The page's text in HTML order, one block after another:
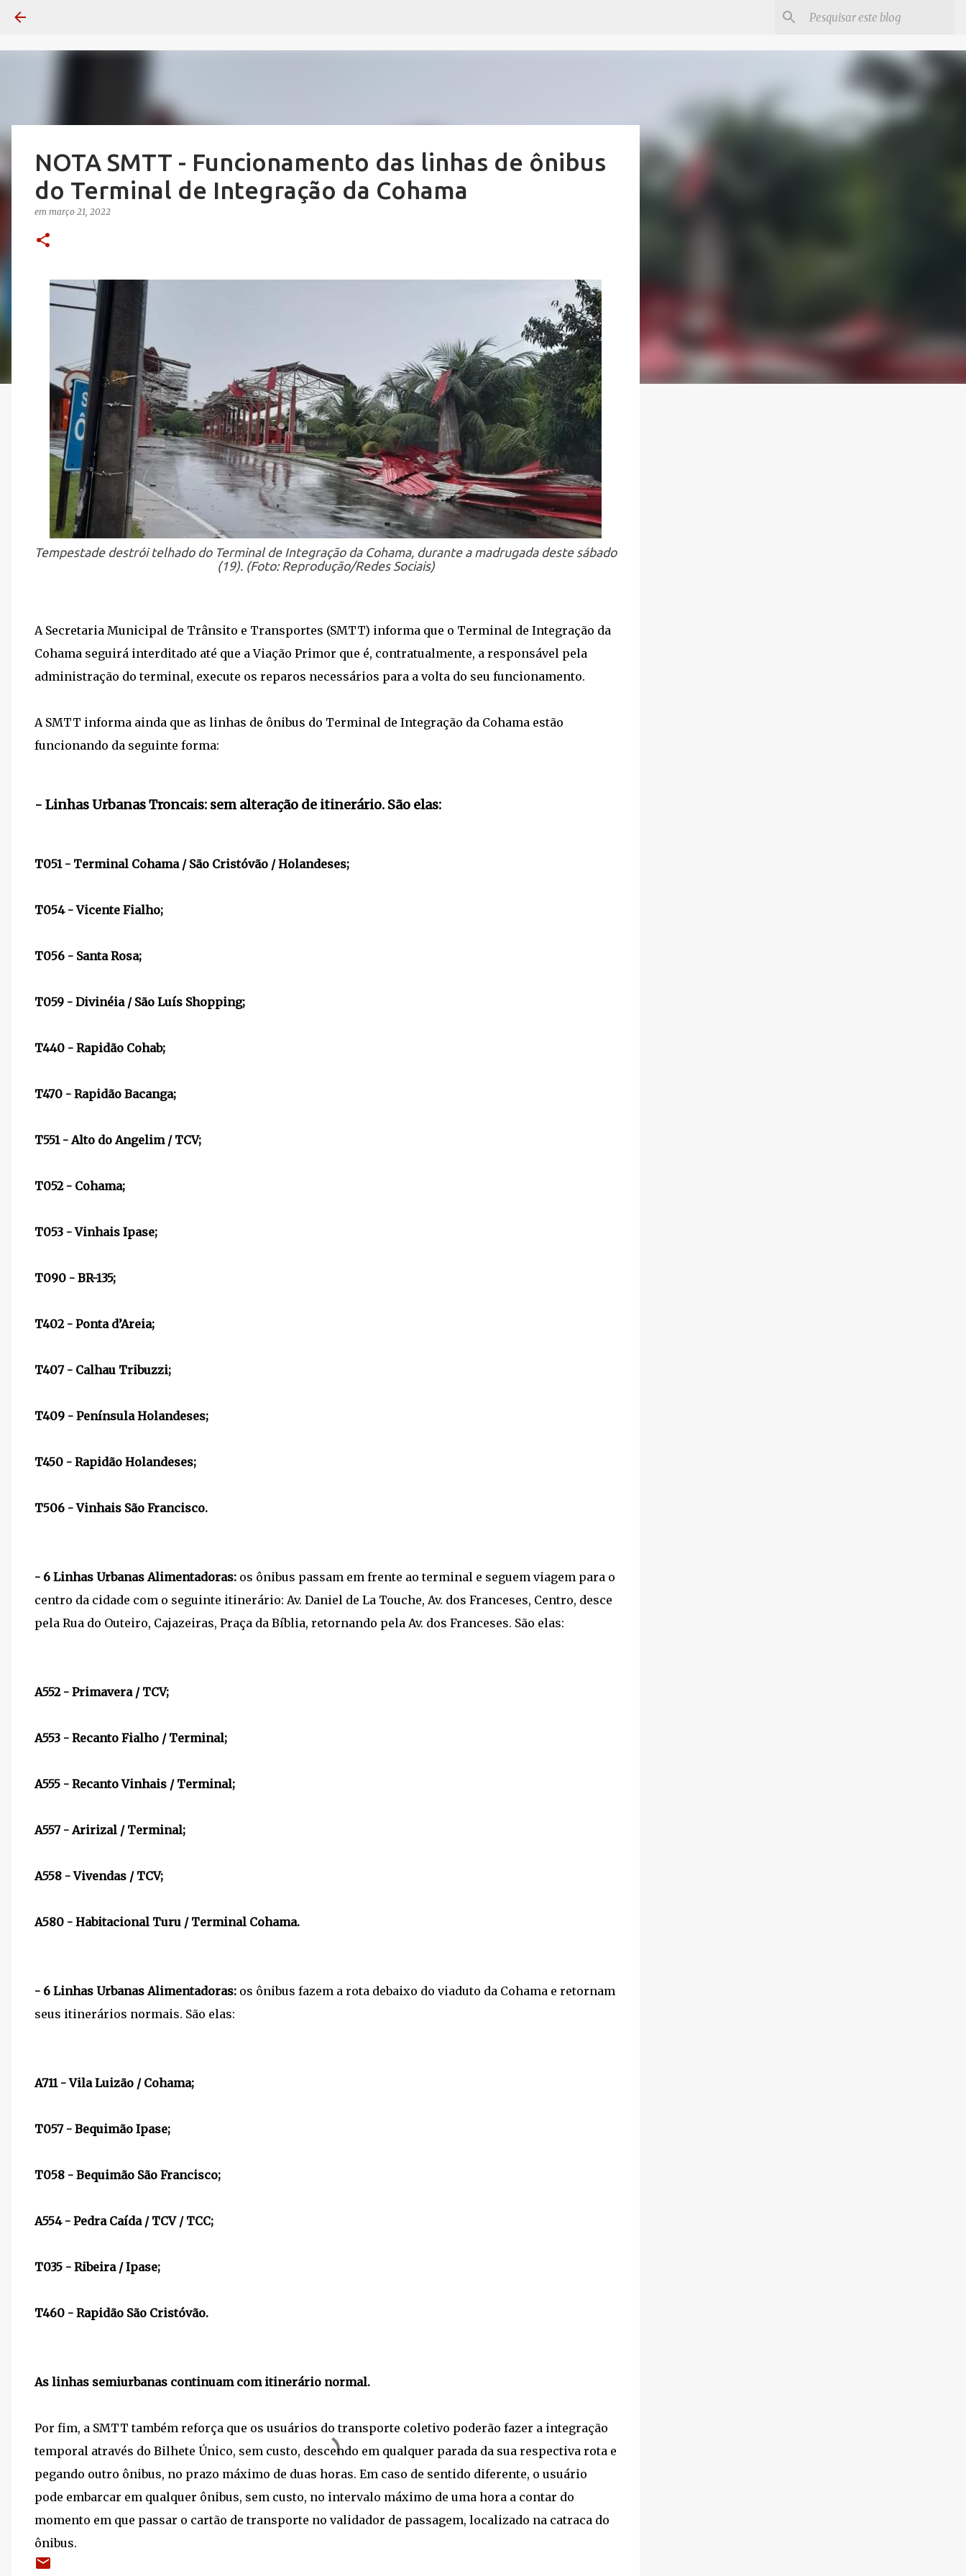
NOTA SMTT - Funcionamento das linhas de ônibus
do Terminal de Integração da Cohama
em março 21, 2022
Tempestade destrói telhado do Terminal de Integração da Cohama, durante a madrugada deste sábado
(19). (Foto: Reprodução/Redes Sociais)
A Secretaria Municipal de Trânsito e Transportes (SMTT) informa que o Terminal de Integração da
Cohama seguirá interditado até que a Viação Primor que é, contratualmente, a responsável pela
administração do terminal, execute os reparos necessários para a volta do seu funcionamento.
A SMTT informa ainda que as linhas de ônibus do Terminal de Integração da Cohama estão
funcionando da seguinte forma:
- Linhas Urbanas Troncais: sem alteração de itinerário. São elas:
T051 - Terminal Cohama / São Cristóvão / Holandeses;
T054 - Vicente Fialho;
T056 - Santa Rosa;
T059 - Divinéia / São Luís Shopping;
T440 - Rapidão Cohab;
T470 - Rapidão Bacanga;
T551 - Alto do Angelim / TCV;
T052 - Cohama;
T053 - Vinhais Ipase;
T090 - BR-135;
T402 - Ponta d’Areia;
T407 - Calhau Tribuzzi;
T409 - Península Holandeses;
T450 - Rapidão Holandeses;
T506 - Vinhais São Francisco.
- 6 Linhas Urbanas Alimentadoras: os ônibus passam em frente ao terminal e seguem viagem para o
centro da cidade com o seguinte itinerário: Av. Daniel de La Touche, Av. dos Franceses, Centro, desce
pela Rua do Outeiro, Cajazeiras, Praça da Bíblia, retornando pela Av. dos Franceses. São elas:
A552 - Primavera / TCV;
A553 - Recanto Fialho / Terminal;
A555 - Recanto Vinhais / Terminal;
A557 - Aririzal / Terminal;
A558 - Vivendas / TCV;
A580 - Habitacional Turu / Terminal Cohama.
- 6 Linhas Urbanas Alimentadoras: os ônibus fazem a rota debaixo do viaduto da Cohama e retornam
seus itinerários normais. São elas:
A711 - Vila Luizão / Cohama;
T057 - Bequimão Ipase;
T058 - Bequimão São Francisco;
A554 - Pedra Caída / TCV / TCC;
T035 - Ribeira / Ipase;
T460 - Rapidão São Cristóvão.
As linhas semiurbanas continuam com itinerário normal.
Por fim, a SMTT também reforça que os usuários do transporte coletivo poderão fazer a integração
temporal através do Bilhete Único, sem custo, descendo em qualquer parada da sua respectiva rota e
pegando outro ônibus, no prazo máximo de duas horas. Em caso de sentido diferente, o usuário
pode embarcar em qualquer ônibus, sem custo, no intervalo máximo de uma hora a contar do
momento em que passar o cartão de transporte no validador de passagem, localizado na catraca do
ônibus.